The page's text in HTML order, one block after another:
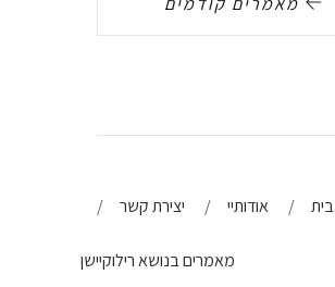
בית אודותיי יצירת קשר
מאמרים בנושא רילוקיישן